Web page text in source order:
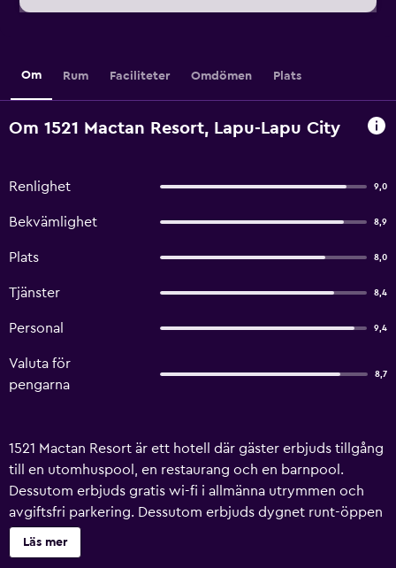
Om Rum Faciliteter Omdömen Plats
Om 1521 Mactan Resort, Lapu-Lapu City
Renlighet 9,0
Bekvämlighet 8,9
Plats 8,0
Tjänster 8,4
Personal 9,4
Valuta för
pengarna
8,7
1521 Mactan Resort är ett hotell där gäster erbjuds tillgång
till en utomhuspool, en restaurang och en barnpool.
Dessutom erbjuds gratis wi-fi i allmänna utrymmen och
avgiftsfri parkering. Dessutom erbjuds dygnet runt-öppen
reception, en trädgård och ett värdeförvaringsskåp i
receptionen. Städning är tillgänglig på begäran. 1521
Läs mer